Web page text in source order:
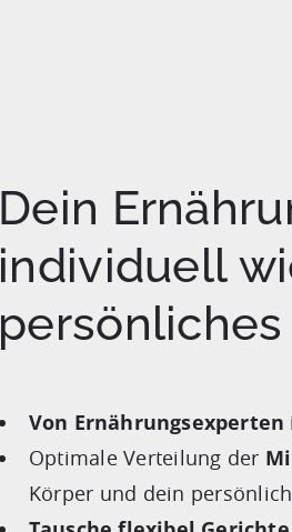
Dein
individuell
Von Ernährungsexperten
Optimale Verteilung der
Körper und dein